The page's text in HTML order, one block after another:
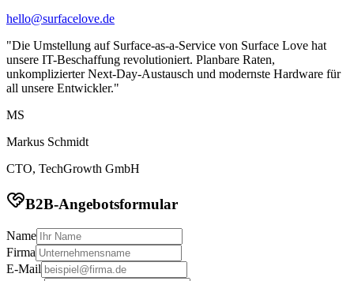
hello@surfacelove.de
"Die Umstellung auf Surface-as-a-Service von Surface Love hat
unsere IT-Beschaffung revolutioniert. Planbare Raten,
unkomplizierter Next-Day-Austausch und modernste Hardware für
all unsere Entwickler."
MS
Markus Schmidt
CTO, TechGrowth GmbH
B2B-Angebotsformular
Name
Firma
E-Mail